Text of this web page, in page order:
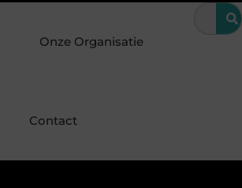
Wanneer is een kroon de beste
Onze Organisatie
Contact